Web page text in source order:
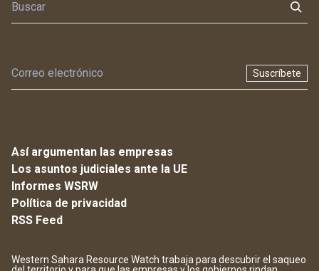
Suscríbete
Así argumentan las empresas
Los asuntos judiciales ante la UE
Informes WSRW
Política de privacidad
RSS Feed
Western Sahara Resource Watch trabaja para descubrir el saqueo